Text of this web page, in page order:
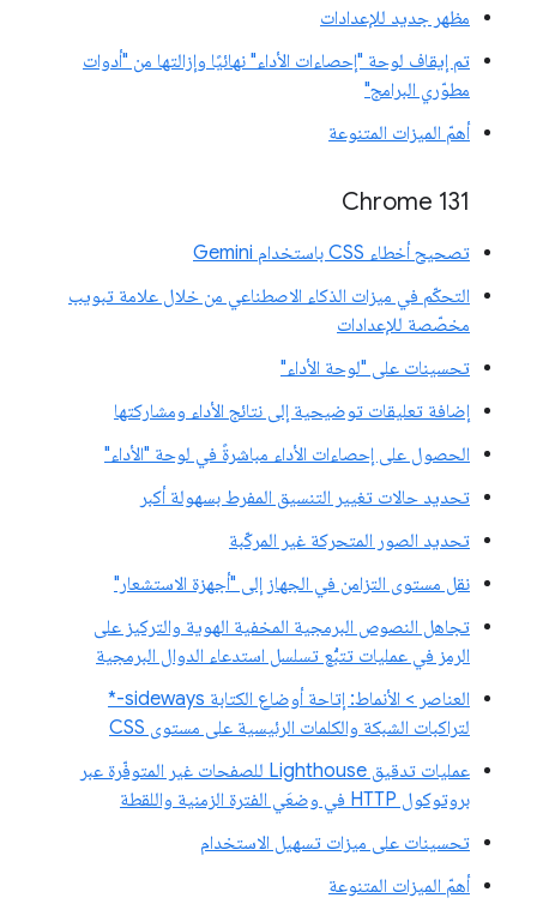
مظهر جديد للإعدادات
تم إيقاف لوحة "إحصاءات الأداء" نهائيًا وإزالتها من "أدوات
مطوّري البرامج"
أهمّ الميزات المتنوعة
Chrome 131
تصحيح أخطاء CSS باستخدام Gemini
التحكّم في ميزات الذكاء الاصطناعي من خلال علامة تبويب
مخصّصة للإعدادات
تحسينات على "لوحة الأداء"
إضافة تعليقات توضيحية إلى نتائج الأداء ومشاركتها
الحصول على إحصاءات الأداء مباشرةً في لوحة "الأداء"
تحديد حالات تغيير التنسيق المفرط بسهولة أكبر
تحديد الصور المتحركة غير المركّبة
نقل مستوى التزامن في الجهاز إلى "أجهزة الاستشعار"
تجاهل النصوص البرمجية المخفية الهوية والتركيز على
الرمز في عمليات تتبُّع تسلسل استدعاء الدوال البرمجية
العناصر > الأنماط: إتاحة أوضاع الكتابة sideways-*
لتراكبات الشبكة والكلمات الرئيسية على مستوى CSS
عمليات تدقيق Lighthouse للصفحات غير المتوفّرة عبر
بروتوكول HTTP في وضعَي الفترة الزمنية واللقطة
تحسينات على ميزات تسهيل الاستخدام
أهمّ الميزات المتنوعة